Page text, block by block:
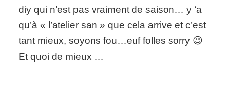
;)
diy qui n’est pas vraiment de saison… y ‘a
qu’à « l’atelier san » que cela arrive et c’est
tant mieux, soyons fou…euf folles sorry 😉
Et quoi de mieux …